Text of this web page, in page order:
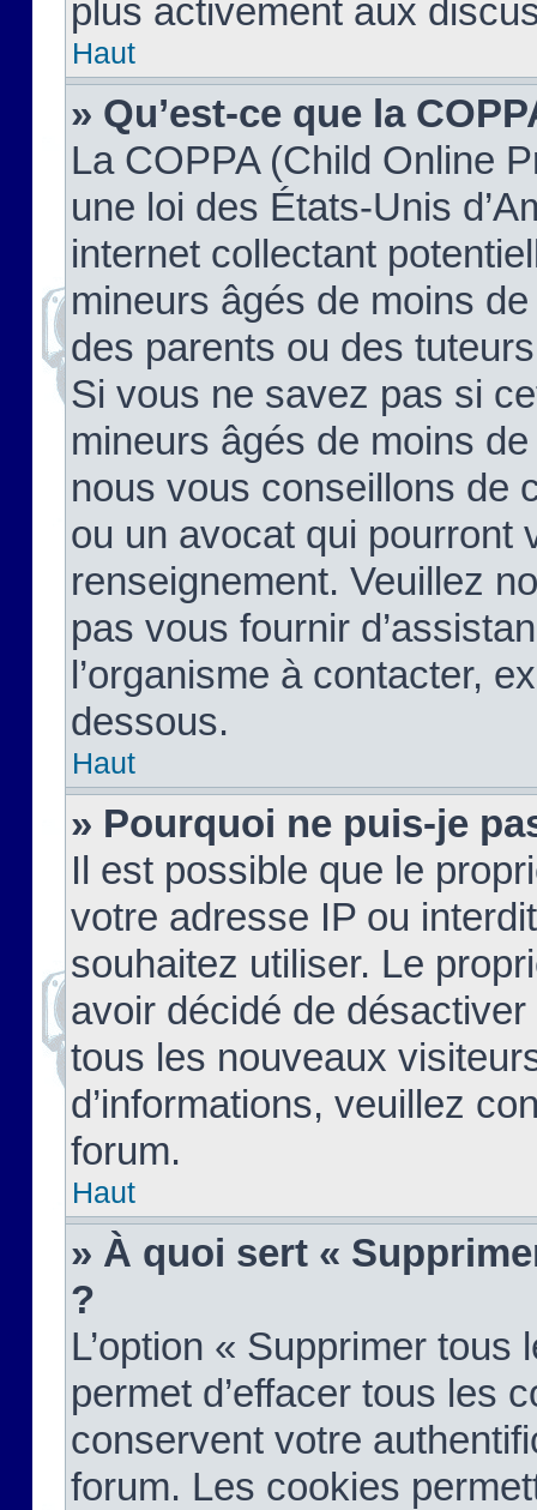
plus activement aux
Haut
» Qu’est-ce que la
La COPPA (Child Online
une loi des États-Unis
internet collectant
mineurs âgés de moins
des parents ou des
Si vous ne savez pas si
mineurs âgés de moins
nous vous conseillons de
ou un avocat qui pourront
renseignement. Veuillez
pas vous fournir
l’organisme à contacter,
dessous.
Haut
» Pourquoi ne puis-je
Il est possible que le
votre adresse IP ou
souhaitez utiliser. Le
avoir décidé de
tous les nouveaux
d’informations, veuillez
forum.
Haut
» À quoi sert «
?
L’option « Supprimer
permet d’effacer tous les
conservent votre
forum. Les cookies